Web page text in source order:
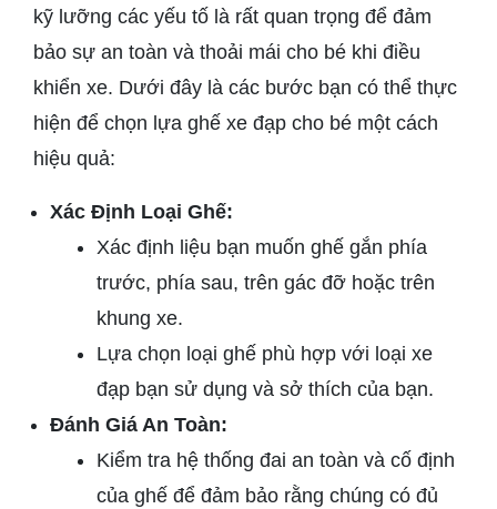
kỹ lưỡng các yếu tố là rất quan trọng để đảm
bảo sự an toàn và thoải mái cho bé khi điều
khiển xe. Dưới đây là các bước bạn có thể thực
hiện để chọn lựa ghế xe đạp cho bé một cách
hiệu quả:
Xác Định Loại Ghế:
Xác định liệu bạn muốn ghế gắn phía
trước, phía sau, trên gác đỡ hoặc trên
khung xe.
Lựa chọn loại ghế phù hợp với loại xe
đạp bạn sử dụng và sở thích của bạn.
Đánh Giá An Toàn:
Kiểm tra hệ thống đai an toàn và cố định
của ghế để đảm bảo rằng chúng có đủ